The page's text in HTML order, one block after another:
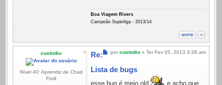
Boa Viagem Rivers
Campeão Superliga - 2013/14
custodio
Nível 40: Aprendiz de Chad
Ford
Mensagem
por custodio » Ter Fev 05, 2013 3:28 am
Re:
Lista de bugs
esse bug é meio old
e acho que